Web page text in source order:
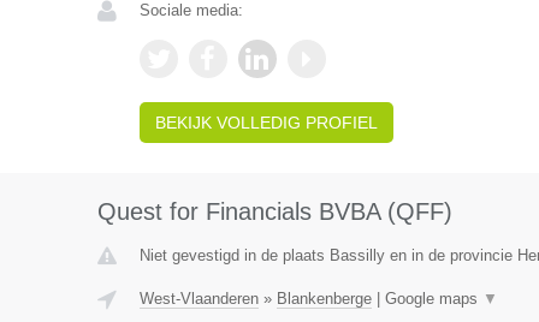
Sociale media:
BEKIJK VOLLEDIG PROFIEL
Quest for Financials BVBA (QFF)
Niet gevestigd in de plaats Bassilly en in de provincie
West-Vlaanderen» Blankenberge| Google maps ▼